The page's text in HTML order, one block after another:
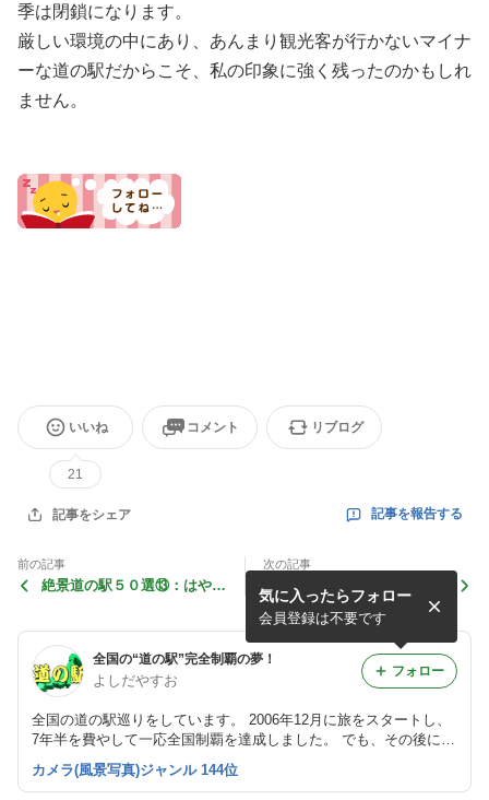
季は閉鎖になります。
厳しい環境の中にあり、あんまり観光客が行かないマイナ
ーな道の駅だからこそ、私の印象に強く残ったのかもしれ
ません。
いいね
21
コメント リブログ
記事をシェア 記事を報告する
前の記事
絶景道の駅５０選⑬：はやち
次の記事
絶景道の駅５０選⑪：奥入瀬
（青森県）
全国の“道の駅”完全制覇の夢！
よしだやすお
全国の道の駅巡りをしています。 2006年12月に旅をスタートし、
7年半を費やして一応全国制覇を達成しました。 でも、その後に新
しい道の駅が次々に誕生し、全国1230カ所に達しています。 私が
走破したのはその内の1220カ所ですから、まだまだ旅は続きま
気に入ったらフォロー
会員登録は不要です
フォロー
カメラ(風景写真)ジャンル 144位